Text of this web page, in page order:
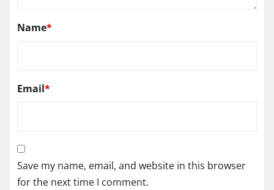
Name*
Email*
Save my name, email, and website in this browser
for the next time I comment.